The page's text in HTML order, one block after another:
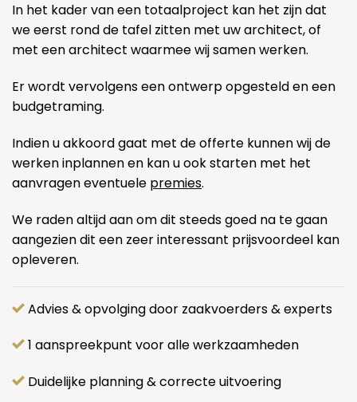
In het kader van een totaalproject kan het zijn dat
we eerst rond de tafel zitten met uw architect, of
met een architect waarmee wij samen werken.
Er wordt vervolgens een ontwerp opgesteld en een
budgetraming.
Indien u akkoord gaat met de offerte kunnen wij de
werken inplannen en kan u ook starten met het
aanvragen eventuele premies.
We raden altijd aan om dit steeds goed na te gaan
aangezien dit een zeer interessant prijsvoordeel kan
opleveren.
Advies & opvolging door zaakvoerders & experts
1 aanspreekpunt voor alle werkzaamheden
Duidelijke planning & correcte uitvoering